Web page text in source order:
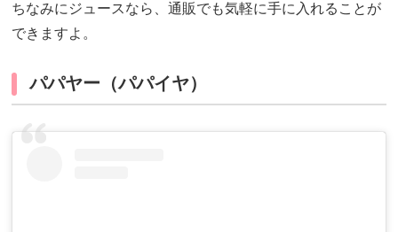
ちなみにジュースなら、通販でも気軽に手に入れることが
できますよ。
パパヤー（パパイヤ）